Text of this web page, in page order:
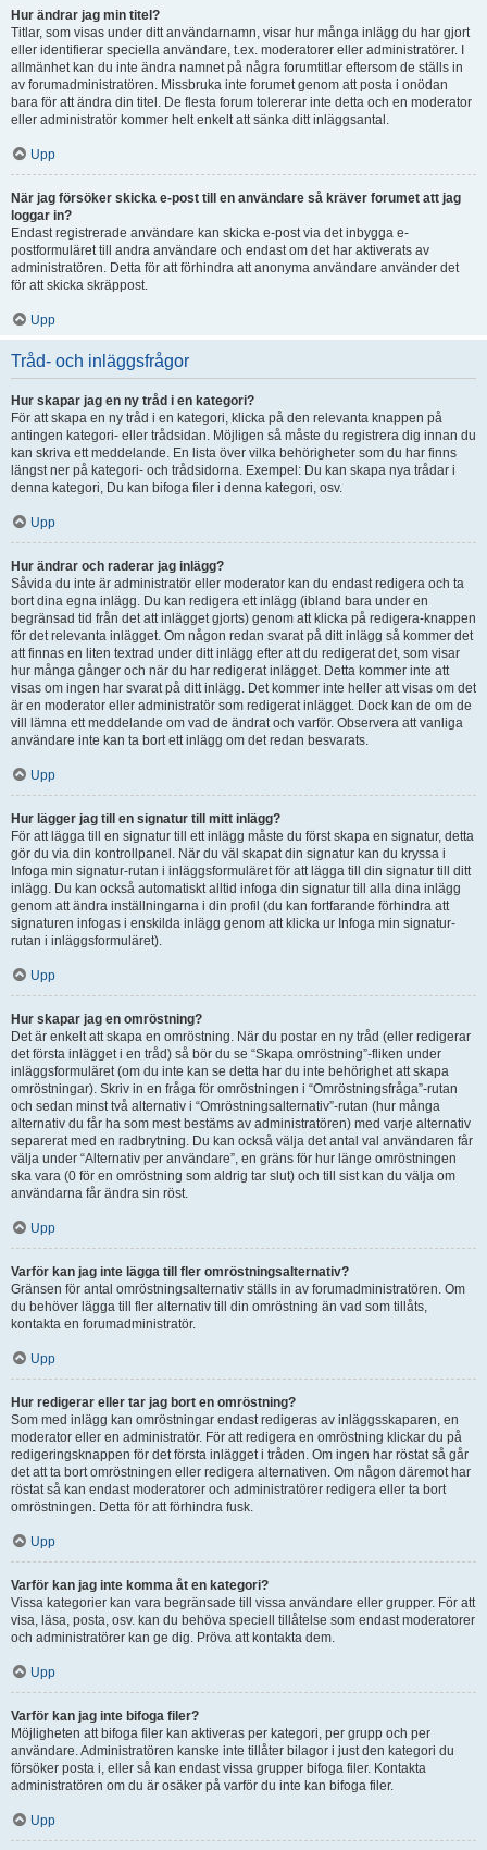
Hur ändrar jag min titel?
Titlar, som visas under ditt användarnamn, visar hur många inlägg du har gjort
eller identifierar speciella användare, t.ex. moderatorer eller administratörer. I
allmänhet kan du inte ändra namnet på några forumtitlar eftersom de ställs in
av forumadministratören. Missbruka inte forumet genom att posta i onödan
bara för att ändra din titel. De flesta forum tolererar inte detta och en moderator
eller administratör kommer helt enkelt att sänka ditt inläggsantal.
Upp
När jag försöker skicka e-post till en användare så kräver forumet att jag
loggar in?
Endast registrerade användare kan skicka e-post via det inbygga e-
postformuläret till andra användare och endast om det har aktiverats av
administratören. Detta för att förhindra att anonyma användare använder det
för att skicka skräppost.
Upp
Tråd- och inläggsfrågor
Hur skapar jag en ny tråd i en kategori?
För att skapa en ny tråd i en kategori, klicka på den relevanta knappen på
antingen kategori- eller trådsidan. Möjligen så måste du registrera dig innan du
kan skriva ett meddelande. En lista över vilka behörigheter som du har finns
längst ner på kategori- och trådsidorna. Exempel: Du kan skapa nya trådar i
denna kategori, Du kan bifoga filer i denna kategori, osv.
Upp
Hur ändrar och raderar jag inlägg?
Såvida du inte är administratör eller moderator kan du endast redigera och ta
bort dina egna inlägg. Du kan redigera ett inlägg (ibland bara under en
begränsad tid från det att inlägget gjorts) genom att klicka på redigera-knappen
för det relevanta inlägget. Om någon redan svarat på ditt inlägg så kommer det
att finnas en liten textrad under ditt inlägg efter att du redigerat det, som visar
hur många gånger och när du har redigerat inlägget. Detta kommer inte att
visas om ingen har svarat på ditt inlägg. Det kommer inte heller att visas om det
är en moderator eller administratör som redigerat inlägget. Dock kan de om de
vill lämna ett meddelande om vad de ändrat och varför. Observera att vanliga
användare inte kan ta bort ett inlägg om det redan besvarats.
Upp
Hur lägger jag till en signatur till mitt inlägg?
För att lägga till en signatur till ett inlägg måste du först skapa en signatur, detta
gör du via din kontrollpanel. När du väl skapat din signatur kan du kryssa i
Infoga min signatur-rutan i inläggsformuläret för att lägga till din signatur till ditt
inlägg. Du kan också automatiskt alltid infoga din signatur till alla dina inlägg
genom att ändra inställningarna i din profil (du kan fortfarande förhindra att
signaturen infogas i enskilda inlägg genom att klicka ur Infoga min signatur-
rutan i inläggsformuläret).
Upp
Hur skapar jag en omröstning?
Det är enkelt att skapa en omröstning. När du postar en ny tråd (eller redigerar
det första inlägget i en tråd) så bör du se “Skapa omröstning”-fliken under
inläggsformuläret (om du inte kan se detta har du inte behörighet att skapa
omröstningar). Skriv in en fråga för omröstningen i “Omröstningsfråga”-rutan
och sedan minst två alternativ i “Omröstningsalternativ”-rutan (hur många
alternativ du får ha som mest bestäms av administratören) med varje alternativ
separerat med en radbrytning. Du kan också välja det antal val användaren får
välja under “Alternativ per användare”, en gräns för hur länge omröstningen
ska vara (0 för en omröstning som aldrig tar slut) och till sist kan du välja om
användarna får ändra sin röst.
Upp
Varför kan jag inte lägga till fler omröstningsalternativ?
Gränsen för antal omröstningsalternativ ställs in av forumadministratören. Om
du behöver lägga till fler alternativ till din omröstning än vad som tillåts,
kontakta en forumadministratör.
Upp
Hur redigerar eller tar jag bort en omröstning?
Som med inlägg kan omröstningar endast redigeras av inläggsskaparen, en
moderator eller en administratör. För att redigera en omröstning klickar du på
redigeringsknappen för det första inlägget i tråden. Om ingen har röstat så går
det att ta bort omröstningen eller redigera alternativen. Om någon däremot har
röstat så kan endast moderatorer och administratörer redigera eller ta bort
omröstningen. Detta för att förhindra fusk.
Upp
Varför kan jag inte komma åt en kategori?
Vissa kategorier kan vara begränsade till vissa användare eller grupper. För att
visa, läsa, posta, osv. kan du behöva speciell tillåtelse som endast moderatorer
och administratörer kan ge dig. Pröva att kontakta dem.
Upp
Varför kan jag inte bifoga filer?
Möjligheten att bifoga filer kan aktiveras per kategori, per grupp och per
användare. Administratören kanske inte tillåter bilagor i just den kategori du
försöker posta i, eller så kan endast vissa grupper bifoga filer. Kontakta
administratören om du är osäker på varför du inte kan bifoga filer.
Upp